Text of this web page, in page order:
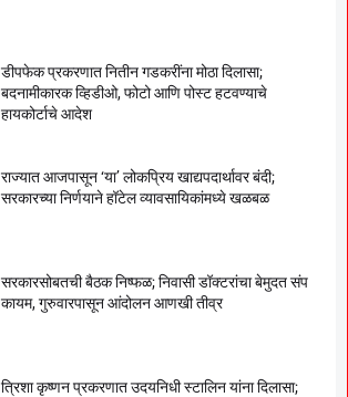
डीपफेक प्रकरणात नितीन गडकरींना मोठा दिलासा;
बदनामीकारक व्हिडीओ, फोटो आणि पोस्ट हटवण्याचे
हायकोर्टाचे आदेश
राज्यात आजपासून ‘या’ लोकप्रिय खाद्यपदार्थावर बंदी;
सरकारच्या निर्णयाने हॉटेल व्यावसायिकांमध्ये खळबळ
सरकारसोबतची बैठक निष्फळ; निवासी डॉक्टरांचा बेमुदत संप
कायम, गुरुवारपासून आंदोलन आणखी तीव्र
त्रिशा कृष्णन प्रकरणात उदयनिधी स्टालिन यांना दिलासा;